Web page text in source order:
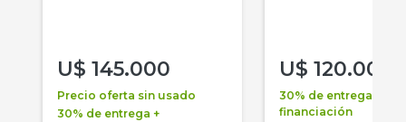
U$ 145.000
Precio oferta sin usado
30% de entrega +
U$ 120.000
30% de entrega +
financiación